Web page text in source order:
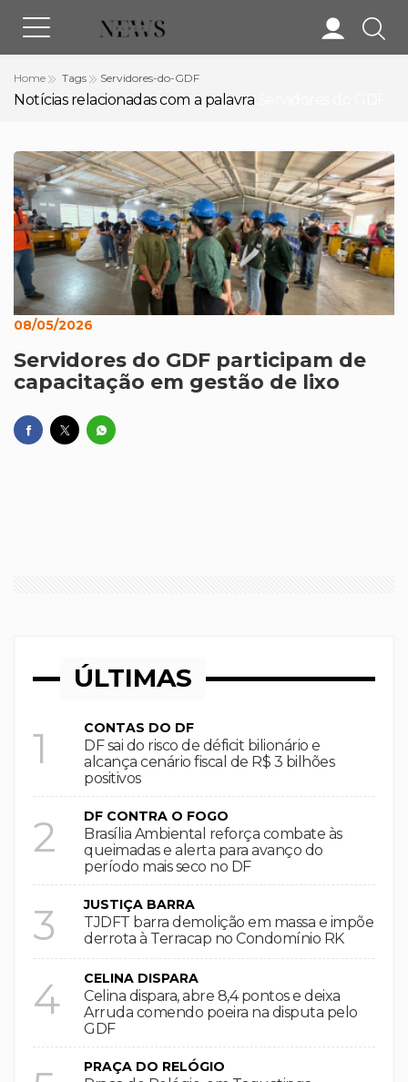
Home Tags Servidores-do-GDF
Notícias relacionadas com a palavra
08/05/2026
Servidores do GDF participam de
capacitação em gestão de lixo
ÚLTIMAS
1 CONTAS DO DF
DF sai do risco de déficit bilionário e
alcança cenário fiscal de R$ 3 bilhões
positivos
2 DF CONTRA O FOGO
Brasília Ambiental reforça combate às
queimadas e alerta para avanço do
período mais seco no DF
3 JUSTIÇA BARRA
TJDFT barra demolição em massa e impõe
derrota à Terracap no Condomínio RK
4 CELINA DISPARA
Celina dispara, abre 8,4 pontos e deixa
Arruda comendo poeira na disputa pelo
GDF
PRAÇA DO RELÓGIO